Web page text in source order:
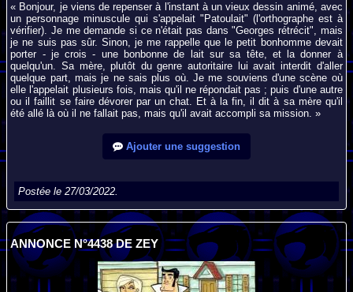
« Bonjour, je viens de repenser à l'instant à un vieux dessin animé, avec
un personnage minuscule qui s'appelait "Patoulait" (l'orthographe est à
vérifier). Je me demande si ce n'était pas dans "Georges rétrécit", mais
je ne suis pas sûr. Sinon, je me rappelle que le petit bonhomme devait
porter - je crois - une bonbonne de lait sur sa tête, et la donner à
quelqu'un. Sa mère, plutôt du genre autoritaire lui avait interdit d'aller
quelque part, mais je ne sais plus où. Je me souviens d'une scène où
elle l'appelait plusieurs fois, mais qu'il ne répondait pas ; puis d'une autre
ou il faillit se faire dévorer par un chat. Et à la fin, il dit à sa mère qu'il
été allé là où il ne fallait pas, mais qu'il avait accompli sa mission. »
Ajouter une suggestion
Postée le 27/03/2022.
ANNONCE N°4438 DE ZEY